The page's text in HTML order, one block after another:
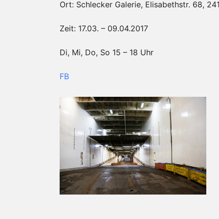
Ort: Schlecker Galerie, Elisabethstr. 68,
Zeit: 17.03. – 09.04.2017
Di, Mi, Do, So 15 – 18 Uhr
FB